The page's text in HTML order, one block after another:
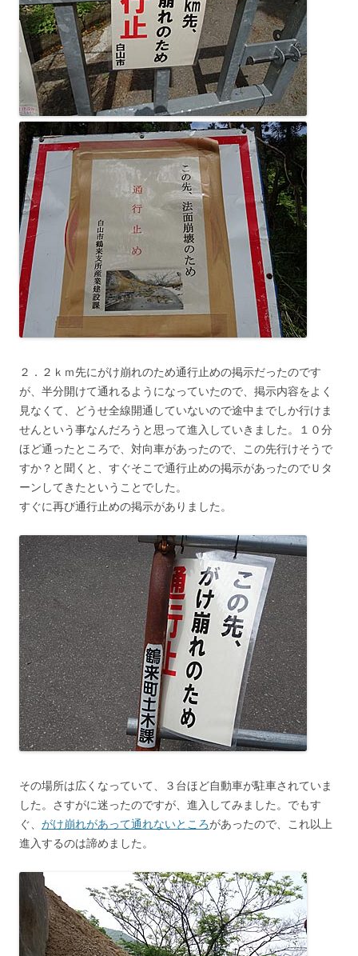
２．２ｋｍ先にがけ崩れのため通行止めの掲示だったのです
が、半分開けて通れるようになっていたので、掲示内容をよく
見なくて、どうせ全線開通していないので途中までしか行けま
せんという事なんだろうと思って進入していきました。１０分
ほど通ったところで、対向車があったので、この先行けそうで
すか？と聞くと、すぐそこで通行止めの掲示があったのでＵタ
ーンしてきたということでした。
すぐに再び通行止めの掲示がありました。
その場所は広くなっていて、３台ほど自動車が駐車されていま
した。さすがに迷ったのですが、進入してみました。でもす
ぐ、 がけ崩れがあって通れないところがあったので、これ以上
進入するのは諦めました。